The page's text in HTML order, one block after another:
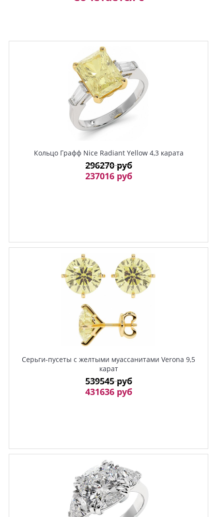
Кольцо Графф Nice Radiant Yellow 4,3 карата
296270 руб
237016 руб
Серьги-пусеты с желтыми муассанитами Verona 9,5
карат
539545 руб
431636 руб